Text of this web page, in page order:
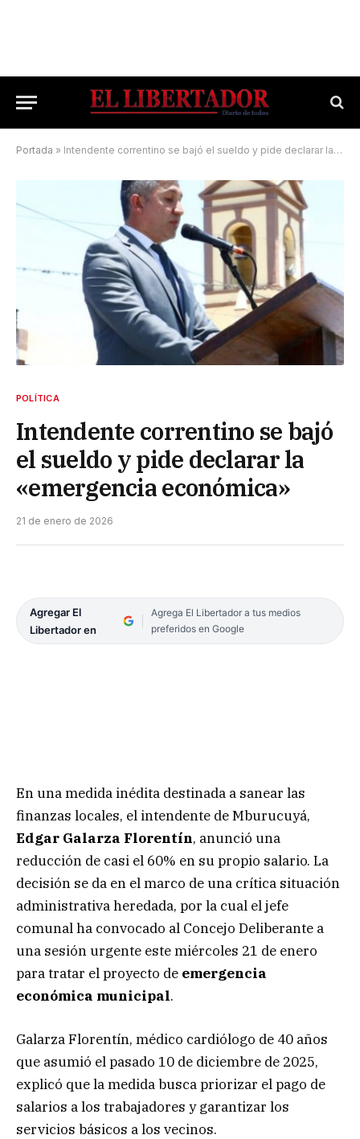
Portada » Intendente correntino se bajó el sueldo y pide declarar la «emergencia económica»
POLÍTICA
Intendente correntino se bajó
el sueldo y pide declarar la
«emergencia económica»
21 de enero de 2026
Agregar El
Libertador en
Agrega El Libertador a tus medios
preferidos en Google
En una medida inédita destinada a sanear las
finanzas locales, el intendente de Mburucuyá,
Edgar Galarza Florentín, anunció una
reducción de casi el 60% en su propio salario. La
decisión se da en el marco de una crítica situación
administrativa heredada, por la cual el jefe
comunal ha convocado al Concejo Deliberante a
una sesión urgente este miércoles 21 de enero
para tratar el proyecto de emergencia
económica municipal.
Galarza Florentín, médico cardiólogo de 40 años
que asumió el pasado 10 de diciembre de 2025,
explicó que la medida busca priorizar el pago de
salarios a los trabajadores y garantizar los
servicios básicos a los vecinos.